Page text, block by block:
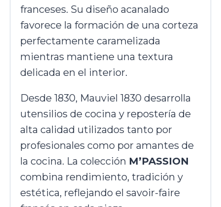
franceses. Su diseño acanalado
favorece la formación de una corteza
perfectamente caramelizada
mientras mantiene una textura
delicada en el interior.
Desde 1830, Mauviel 1830 desarrolla
utensilios de cocina y repostería de
alta calidad utilizados tanto por
profesionales como por amantes de
la cocina. La colección M’PASSION
combina rendimiento, tradición y
estética, reflejando el savoir-faire